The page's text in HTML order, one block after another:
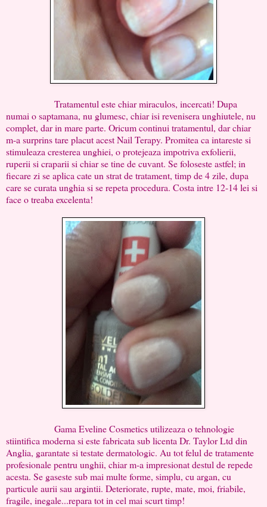
Tratamentul este chiar miraculos, incercati! Dupa
numai o saptamana, nu glumesc, chiar isi revenisera unghiutele, nu
complet, dar in mare parte. Oricum continui tratamentul, dar chiar
m-a surprins tare placut acest Nail Terapy. Promitea ca intareste si
stimuleaza cresterea unghiei, o protejeaza impotriva exfolierii,
ruperii si craparii si chiar se tine de cuvant. Se foloseste astfel; in
fiecare zi se aplica cate un strat de tratament, timp de 4 zile, dupa
care se curata unghia si se repeta procedura. Costa intre 12-14 lei si
face o treaba excelenta!
Gama Eveline Cosmetics utilizeaza o tehnologie
stiintifica moderna si este fabricata sub licenta Dr. Taylor Ltd din
Anglia, garantate si testate dermatologic. Au tot felul de tratamente
profesionale pentru unghii, chiar m-a impresionat destul de repede
acesta. Se gaseste sub mai multe forme, simplu, cu argan, cu
particule aurii sau argintii. Deteriorate, rupte, mate, moi, friabile,
fragile, inegale...repara tot in cel mai scurt timp!